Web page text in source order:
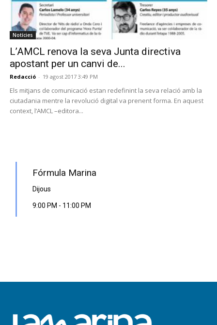
Notícies
L’AMCL renova la seva Junta directiva
apostant per un canvi de...
Redacció - 19 agost 2017 3:49 PM
Els mitjans de comunicació estan redefinint la seva relació amb la
ciutadania mentre la revolució digital va prenent forma. En aquest
context, l’AMCL –editora...
Fórmula Marina
Dijous
9:00 PM - 11:00 PM